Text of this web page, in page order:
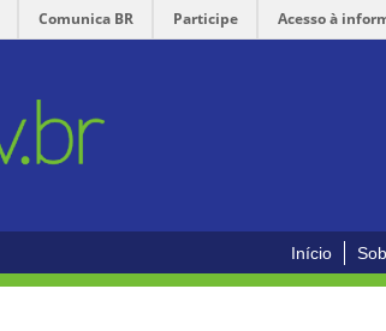
Comunica BR Participe Acesso à
Início